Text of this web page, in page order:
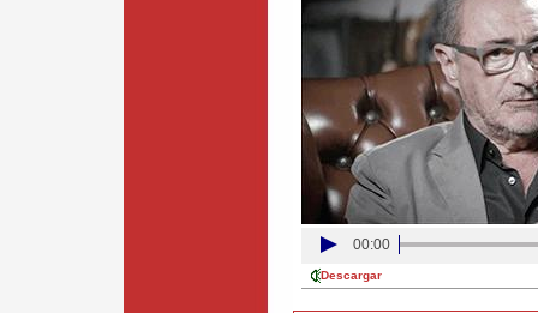
00:00
Descargar